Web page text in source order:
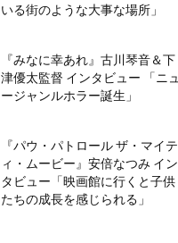
いる街のような大事な場所」
『みなに幸あれ』古川琴音＆下
津優太監督 インタビュー 「ニュ
ージャンルホラー誕生」
『パウ・パトロール ザ・マイテ
ィ・ムービー』安倍なつみ イン
タビュー「映画館に行くと子供
たちの成長を感じられる」